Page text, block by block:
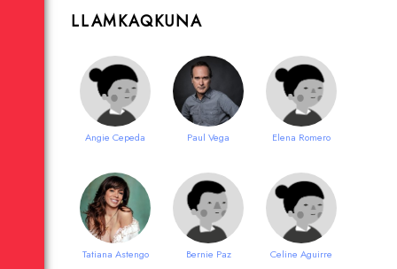
LLAMKAQKUNA
Angie Cepeda Paul Vega Elena Romero
Tatiana Astengo Bernie Paz Celine Aguirre